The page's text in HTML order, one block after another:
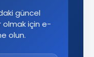
güncel
için e-
olun.